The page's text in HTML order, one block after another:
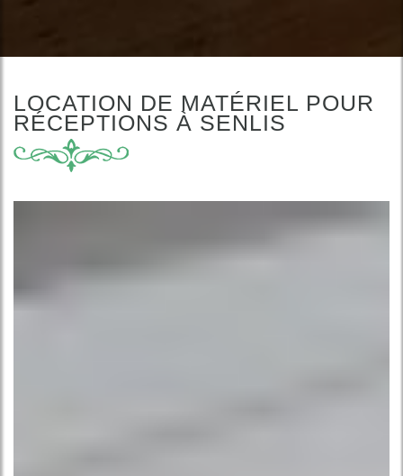
LOCATION DE MATÉRIEL POUR
RÉCEPTIONS À SENLIS